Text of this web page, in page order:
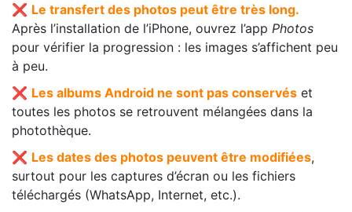
❌ Le transfert des photos peut être très long.
Après l’installation de l’iPhone, ouvrez l’app Photos
pour vérifier la progression : les images s’affichent peu
à peu.
❌ Les albums Android ne sont pas conservés et
toutes les photos se retrouvent mélangées dans la
photothèque.
❌ Les dates des photos peuvent être modifiées,
surtout pour les captures d’écran ou les fichiers
téléchargés (WhatsApp, Internet, etc.).